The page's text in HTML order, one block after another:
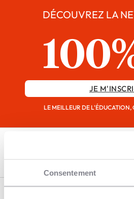
Consentement
DÉCOUVREZ LA
JE
LE MEILLEUR DE L'ÉDUCATION,